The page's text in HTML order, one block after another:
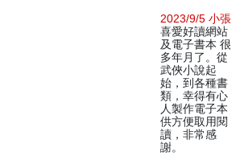
2023/9/5 小張
喜愛好讀網站
及電子書本 很
多年月了。從
武俠小說起
始，到各種書
類，幸得有心
人製作電子本
供方便取用閱
讀，非常感
謝。